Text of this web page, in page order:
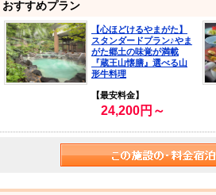
おすすめプラン
【心ほどけるやまがた】
スタンダードプラン♪やま
がた郷土の味覚が満載
『蔵王山懐膳』選べる山
形牛料理
【最安料金】
24,200円～